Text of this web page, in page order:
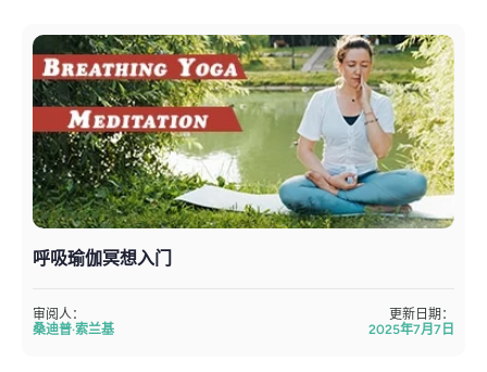
呼吸瑜伽冥想入门
审阅人：
桑迪普·索兰基
更新日期：
2025年7月7日